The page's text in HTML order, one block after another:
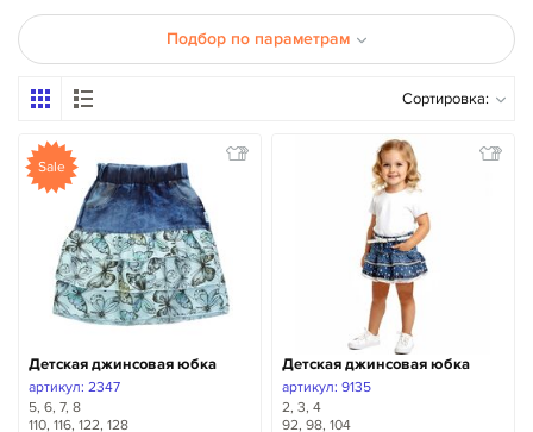
Подбор по параметрам
Сортировка:
Sale
Детская джинсовая юбка
артикул: 2347
5, 6, 7, 8
110, 116, 122, 128
Детская джинсовая юбка
артикул: 9135
2, 3, 4
92, 98, 104